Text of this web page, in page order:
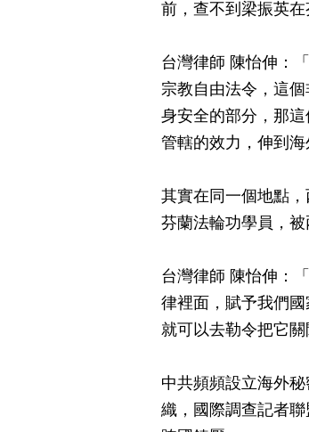
前，查不到梁振英
台灣律師 陳怡伸：
宗教自由法令，這
身安全的部分，那
管轄的效力，伸到
其實在同一個地點
芬蘭法輪功學員，被
台灣律師 陳怡伸：
律裡面，賦予我們
就可以去勒令把它
中共頻頻設立海外
織，國際調查記者